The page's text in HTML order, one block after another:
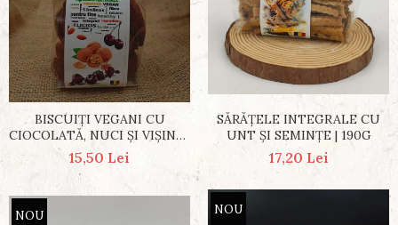
BISCUIȚI VEGANI CU
CIOCOLATĂ, NUCI ȘI VIȘINE |
120G
15,50 Lei
SĂRĂȚELE INTEGRALE CU
UNT ȘI SEMINȚE | 190G
17,20 Lei
NOU NOU